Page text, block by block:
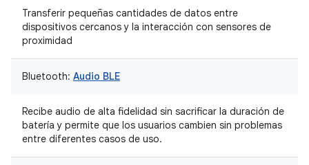
Transferir pequeñas cantidades de datos entre
dispositivos cercanos y la interacción con sensores de
proximidad
Bluetooth: Audio BLE
Recibe audio de alta fidelidad sin sacrificar la duración de
batería y permite que los usuarios cambien sin problemas
entre diferentes casos de uso.